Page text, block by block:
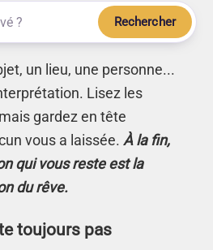
Rechercher
un lieu, une personne...
Lisez les
gardez en tête
vous a laissée. À la fin,
qui vous reste est la
du rêve.
toujours pas